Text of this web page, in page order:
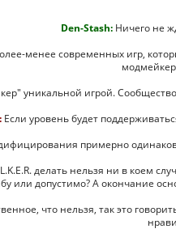
Den-Stash: Ничего не
менее современных игр,
уникальной игрой.
Если уровень будет
примерно
делать нельзя ни в коем
или допустимо? А окончание
что нельзя, так это